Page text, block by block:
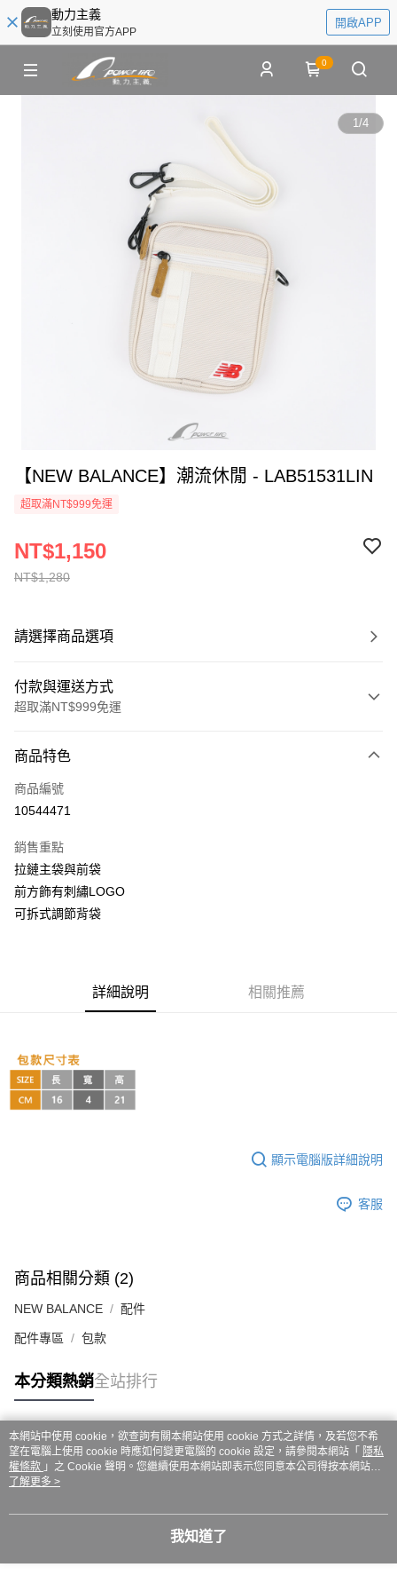
動力主義
立刻使用官方APP
開啟APP
0
1/4
【NEW BALANCE】潮流休閒 - LAB51531LIN
超取滿NT$999免運
NT$1,280
NT$1,150
請選擇商品選項
付款與運送方式
超取滿NT$999免運
信用卡一次付款
超商取貨付款
Apple Pay
街口支付
１．簡單：不需註冊會員、不需綁卡、不需儲值。
２．便利：只要手機號碼，簡訊認證，即可結帳。
３．安心：先確認商品／服務後，再付款。
結帳頁面，進行簡訊認證並確認金額後，即可完成結帳。
※ 請注意：結帳手續完成當下不需立刻繳費，但若您需要取消訂單，請聯絡
是否繳費成功／繳費後需取消欲退款等相關疑問，請聯繫「AFTEE先享後付
１．透過由恩沛科技股份有限公司提供之「AFTEE先享後付」服務完成之交
權轉讓予恩沛科技股份有限公司。
２．關於個人資料處理事宜，請瀏覽以下網址：
https://aftee.tw/terms/#terms3
３．未成年的使用者請事先徵得法定代理人或監護人之同意方可使用
「AFTEE先享後付」，若未經同意申辦者引起之損失，本公司不負相關責
任。
４．使用「AFTEE先享後付」時，將依據個別帳號之用戶狀況，依本公司即
時審查核予不同之上限額度；若仍有額度不足之情形，本公司將視審查結果
５．嚴禁一人註冊多個帳號或使用他人資訊註冊。若發現惡意使用之情形，
恩沛科技股份有限公司將有權停止該用戶之使用額度並採取法律行動。
運送方式
全家取貨付款
每筆NT$60，滿NT$999(含以上)免運費
每筆NT$60，滿NT$999(含以上)免運費
每筆NT$80，滿NT$999(含以上)免運費
商品特色
商品編號
10544471
銷售重點
拉鏈主袋與前袋
前方飾有刺繡LOGO
可拆式調節背袋
詳細說明 相關推薦
顯示電腦版詳細說明
客服
商品相關分類 (2)
NEW BALANCE 配件
配件專區 包款
本分類熱銷全站排行
熱門標籤
本網站中使用 cookie，欲查詢有關本網站使用 cookie 方式之詳情，及若您不希
望在電腦上使用 cookie 時應如何變更電腦的 cookie 設定，請參閱本網站「 隱私
權條款 」之 Cookie 聲明。您繼續使用本網站即表示您同意本公司得按本網站使
用條款之 Cookie 聲明使用 cookie。
了解更多 >
我知道了